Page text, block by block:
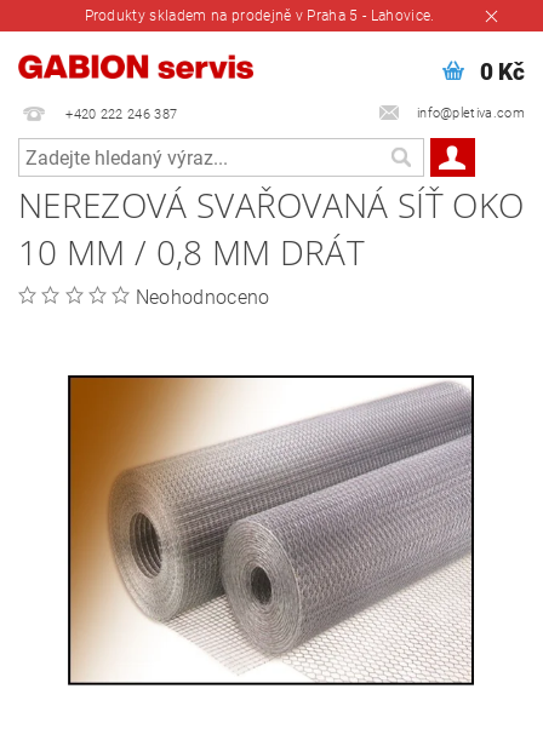
Produkty skladem na prodejně v Praha 5 - Lahovice.
+420 222 246 387 info@pletiva.com
0 Kč
NEREZOVÁ SVAŘOVANÁ SÍŤ OKO
10 MM / 0,8 MM DRÁT
Neohodnoceno